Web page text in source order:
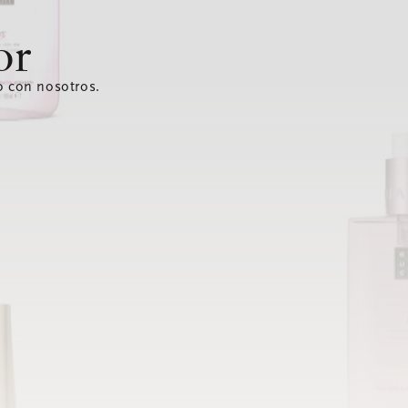
con nosotros.